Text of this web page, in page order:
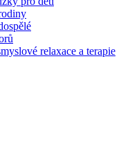
relaxace a terapie